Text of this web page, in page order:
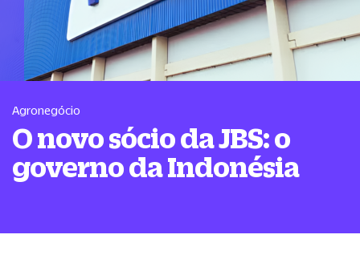
Agronegócio
O novo sócio da JBS: o
governo da Indonésia